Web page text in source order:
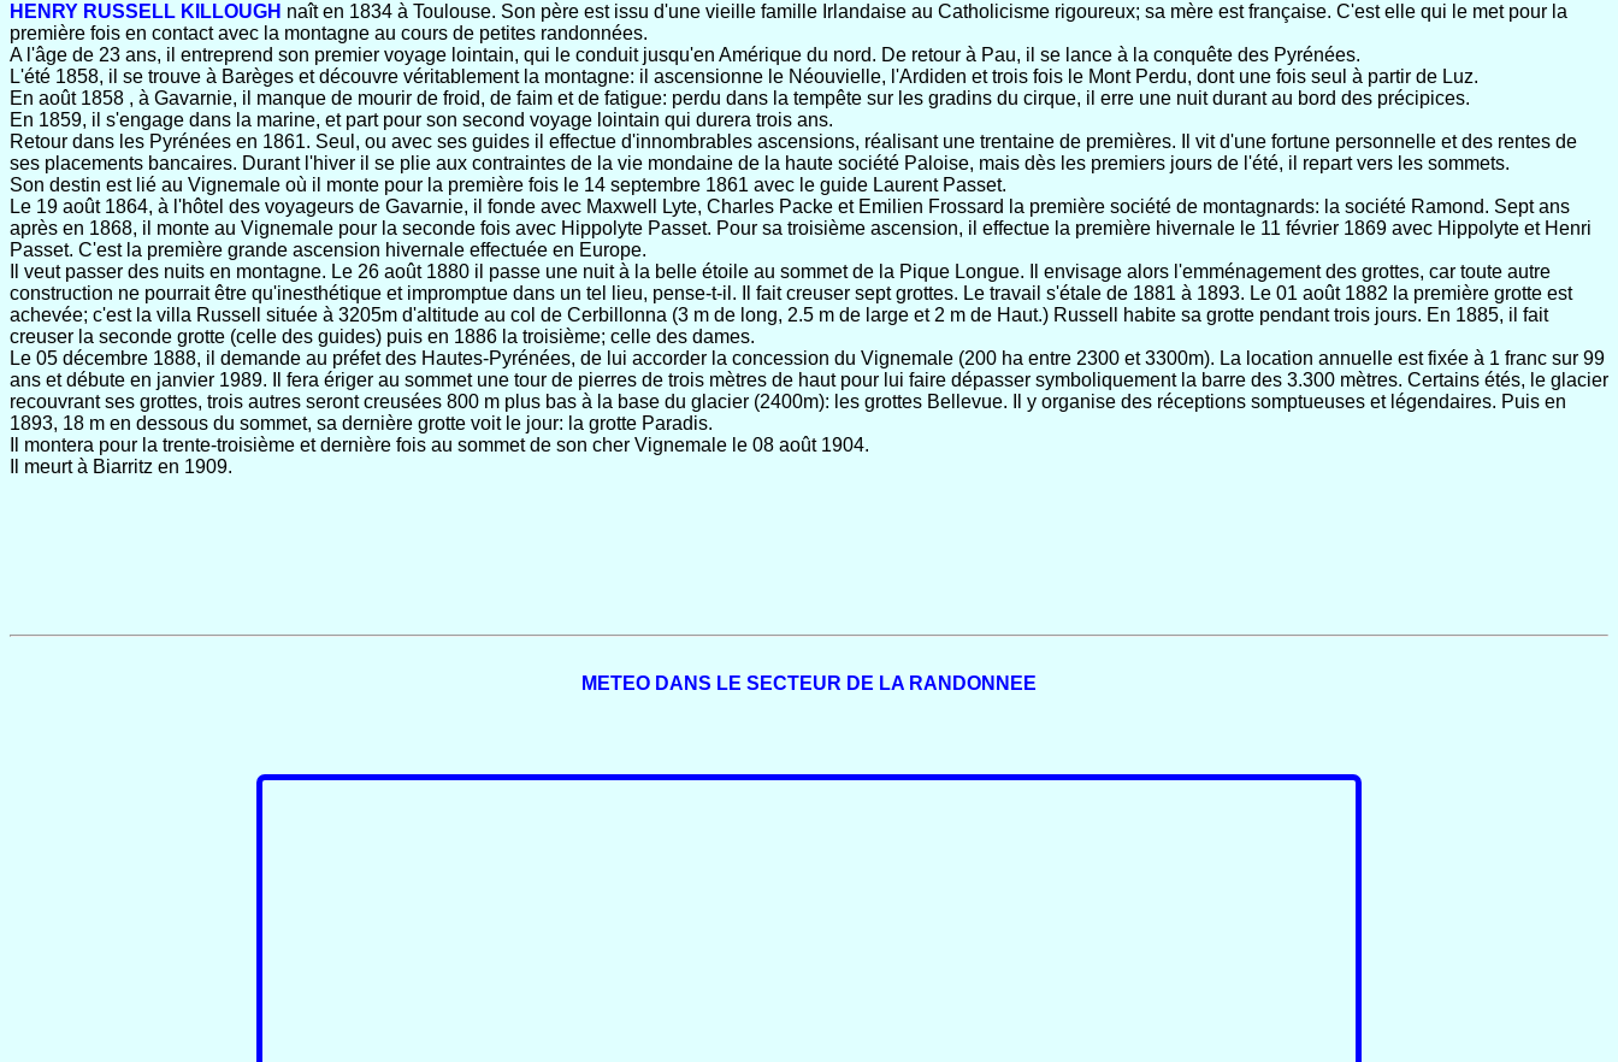
HENRY RUSSELL KILLOUGH naît en 1834 à Toulouse. Son père est issu d'une vieille famille Irlandaise au Catholicisme rigoureux; sa mère est française. C'est elle qui le met pour la
première fois en contact avec la montagne au cours de petites randonnées.
A l'âge de 23 ans, il entreprend son premier voyage lointain, qui le conduit jusqu'en Amérique du nord. De retour à Pau, il se lance à la conquête des Pyrénées.
L'été 1858, il se trouve à Barèges et découvre véritablement la montagne: il ascensionne le Néouvielle, l'Ardiden et trois fois le Mont Perdu, dont une fois seul à partir de Luz.
En août 1858 , à Gavarnie, il manque de mourir de froid, de faim et de fatigue: perdu dans la tempête sur les gradins du cirque, il erre une nuit durant au bord des précipices.
En 1859, il s'engage dans la marine, et part pour son second voyage lointain qui durera trois ans.
Retour dans les Pyrénées en 1861. Seul, ou avec ses guides il effectue d'innombrables ascensions, réalisant une trentaine de premières. Il vit d'une fortune personnelle et des rentes de
ses placements bancaires. Durant l'hiver il se plie aux contraintes de la vie mondaine de la haute société Paloise, mais dès les premiers jours de l'été, il repart vers les sommets.
Son destin est lié au Vignemale où il monte pour la première fois le 14 septembre 1861 avec le guide Laurent Passet.
Le 19 août 1864, à l'hôtel des voyageurs de Gavarnie, il fonde avec Maxwell Lyte, Charles Packe et Emilien Frossard la première société de montagnards: la société Ramond. Sept ans
après en 1868, il monte au Vignemale pour la seconde fois avec Hippolyte Passet. Pour sa troisième ascension, il effectue la première hivernale le 11 février 1869 avec Hippolyte et Henri
Passet. C'est la première grande ascension hivernale effectuée en Europe.
Il veut passer des nuits en montagne. Le 26 août 1880 il passe une nuit à la belle étoile au sommet de la Pique Longue. Il envisage alors l'emménagement des grottes, car toute autre
construction ne pourrait être qu'inesthétique et impromptue dans un tel lieu, pense-t-il. Il fait creuser sept grottes. Le travail s'étale de 1881 à 1893. Le 01 août 1882 la première grotte est
achevée; c'est la villa Russell située à 3205m d'altitude au col de Cerbillonna (3 m de long, 2.5 m de large et 2 m de Haut.) Russell habite sa grotte pendant trois jours. En 1885, il fait
creuser la seconde grotte (celle des guides) puis en 1886 la troisième; celle des dames.
Le 05 décembre 1888, il demande au préfet des Hautes-Pyrénées, de lui accorder la concession du Vignemale (200 ha entre 2300 et 3300m). La location annuelle est fixée à 1 franc sur 99
ans et débute en janvier 1989. Il fera ériger au sommet une tour de pierres de trois mètres de haut pour lui faire dépasser symboliquement la barre des 3.300 mètres. Certains étés, le glacier
recouvrant ses grottes, trois autres seront creusées 800 m plus bas à la base du glacier (2400m): les grottes Bellevue. Il y organise des réceptions somptueuses et légendaires. Puis en
1893, 18 m en dessous du sommet, sa dernière grotte voit le jour: la grotte Paradis.
Il montera pour la trente-troisième et dernière fois au sommet de son cher Vignemale le 08 août 1904.
Il meurt à Biarritz en 1909.
METEO DANS LE SECTEUR DE LA RANDONNEE